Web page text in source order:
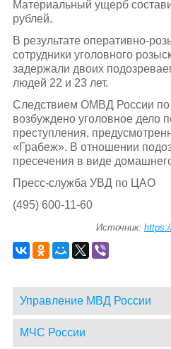
Материальный ущерб
рублей.
В результате оперативно-
сотрудники уголовного
задержали двоих
людей 22 и 23 лет.
Следствием ОМВД России
возбуждено уголовное дело
преступления,
«Грабеж». В отношении
пресечения в виде
Пресс-служба УВД по ЦАО
(495) 600-11-60
Источник:
Управление МВД России
МЧС России